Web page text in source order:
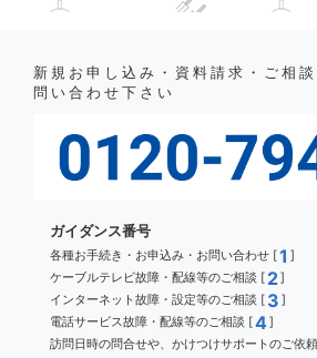
新規お申し込み・資料請求・ご相
問い合わせ下さい
ガイダンス番号
各種お手続き・お申込み・お問い合わせ [1 ]
ケーブルテレビ故障・配線等のご相談 [ 2]
インターネット故障・設定等のご相談 [ 3 ]
電話サービス故障・配線等のご相談 [4]
訪問日時の問合せや、かけつけサポートのご依